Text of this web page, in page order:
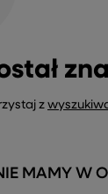
z
MAMY W